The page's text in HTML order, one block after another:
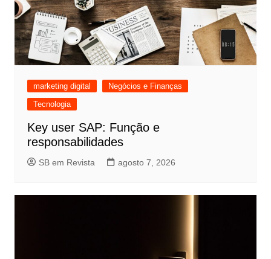
marketing digital
Negócios e Finanças
Tecnologia
Key user SAP: Função e
responsabilidades
SB em Revista agosto 7, 2026